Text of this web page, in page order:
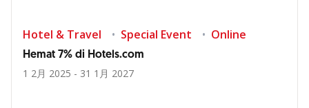
Hotel & Travel Special Event Online
Hemat 7% di Hotels.com
1 2月 2025 - 31 1月 2027